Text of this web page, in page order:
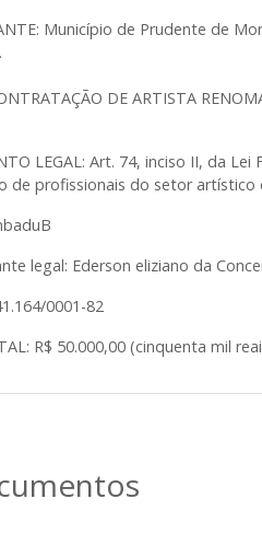
Município de Prudente de
DE ARTISTA
LEGAL: Art. 74, inciso II, da
de profissionais do setor artístico
legal: Ederson eliziano da
0001-82
R$ 50.000,00 (cinquenta mil